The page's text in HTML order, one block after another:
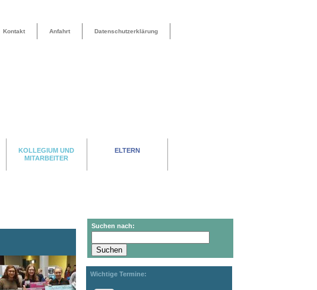
Datenschutzerklärung
Anfahrt
Kontakt
KOLLEGIUM UND
MITARBEITER
ELTERN
Suchen nach:
Wichtige Termine: